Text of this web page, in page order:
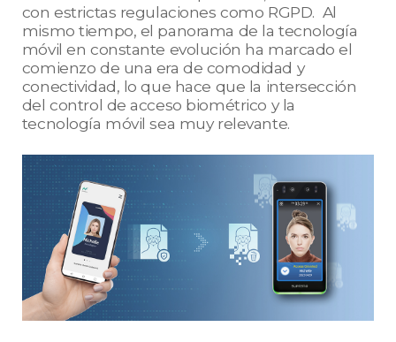
con estrictas regulaciones como RGPD. Al
mismo tiempo, el panorama de la tecnología
móvil en constante evolución ha marcado el
comienzo de una era de comodidad y
conectividad, lo que hace que la intersección
del control de acceso biométrico y la
tecnología móvil sea muy relevante.